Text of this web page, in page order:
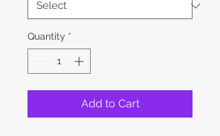
Quantity *
Add to Cart